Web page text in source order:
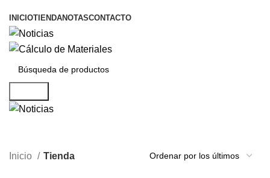
INICIOTIENDANOTASCONTACTO
Inicio Tienda